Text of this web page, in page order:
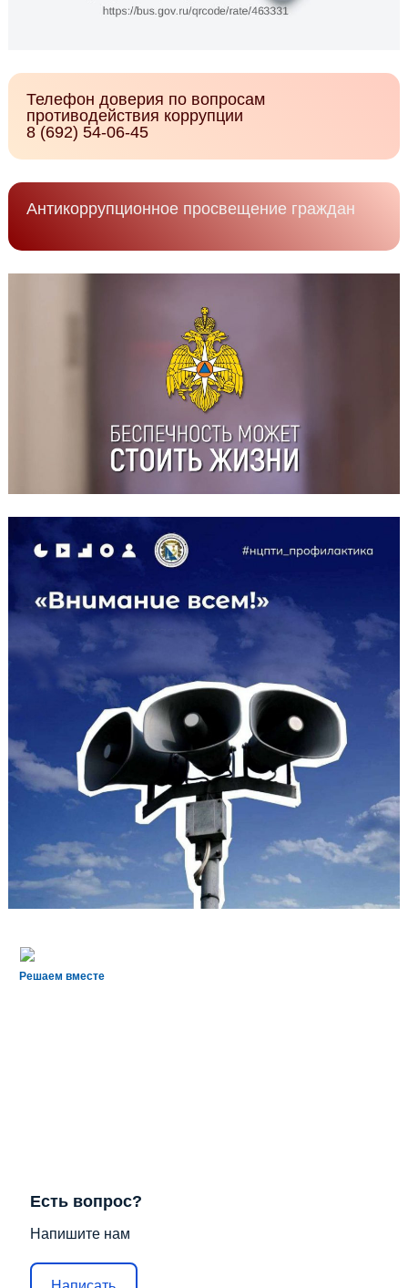
Телефон доверия по вопросам
противодействия коррупции
8 (692) 54-06-45
Антикоррупционное просвещение граждан
Решаем вместе
Есть вопрос?
Напишите нам